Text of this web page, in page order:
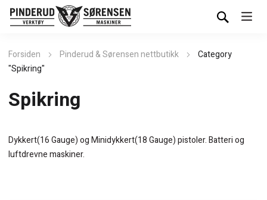
Forsiden Pinderud & Sørensen nettbutikk
Category
"Spikring"
Spikring
Dykkert(16 Gauge) og Minidykkert(18 Gauge) pistoler. Batteri og
luftdrevne maskiner.